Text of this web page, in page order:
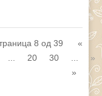
8 од 39
«
... 20 30 ...
»
»